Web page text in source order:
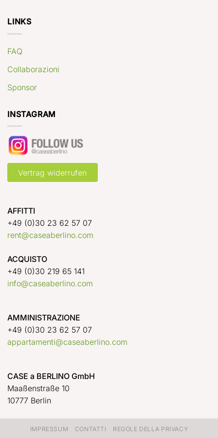
LINKS
FAQ
Collaborazioni
Sponsor
INSTAGRAM
Vertrag widerrufen
AFFITTI
+49 (0)30 23 62 57 07
rent@caseaberlino.com
ACQUISTO
+49 (0)30 219 65 141
info@caseaberlino.com
AMMINISTRAZIONE
+49 (0)30 23 62 57 07
appartamenti@caseaberlino.com
CASE a BERLINO GmbH
Maaßenstraße 10
10777 Berlin
IMPRESSUM CONTATTI REGOLE DELLA PRIVACY